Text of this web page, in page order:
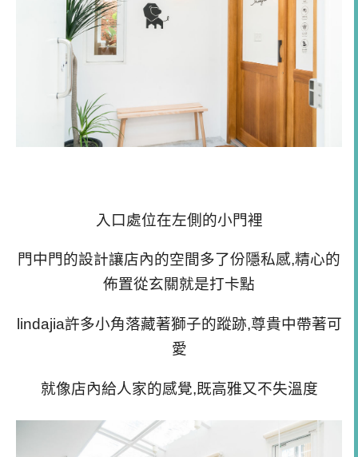
入口處位在左側的小門裡
門中門的設計讓店內的空間多了份隱私感,精心的
佈置從玄關就是打卡點
lindajia許多小角落藏著獅子的蹤跡,尊貴中帶著可
愛
就像店內給人家的感覺,既高雅又不失溫度